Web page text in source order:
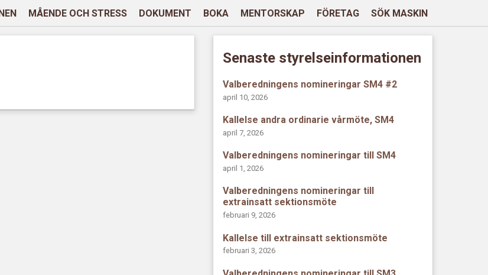
MÅENDE OCH STRESS DOKUMENT BOKA MENTORSKAP FÖRETAG SÖK MASKIN
Senaste styrelseinformationen
Valberedningens nomineringar SM4 #2
april 10, 2026
Kallelse andra ordinarie vårmöte, SM4
april 7, 2026
Valberedningens nomineringar till SM4
april 1, 2026
Valberedningens nomineringar till
extrainsatt sektionsmöte
februari 9, 2026
Kallelse till extrainsatt sektionsmöte
februari 3, 2026